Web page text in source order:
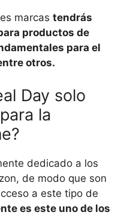
marcas tendrás
productos de
para el
otros.
Day solo
la
dedicado a los
de modo que son
a este tipo de
es este uno de los